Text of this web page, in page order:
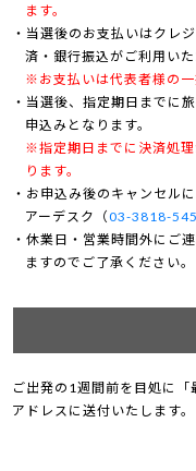
ます。
当選後のお支払いはクレ
済・銀行振込がご利用いた
※お支払いは代表者様の一
当選後、指定期日までに
申込みとなります。
※指定期日までに決済処
ります。
お申込み後のキャンセル
アーデスク（03-3818-
休業日・営業時間外にご
ますのでご了承ください。
ご出発の1週間前を目処に
アドレスに送付いたします。